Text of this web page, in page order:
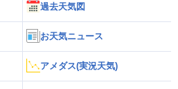
過去天気図
お天気ニュース
アメダス(実況天気)